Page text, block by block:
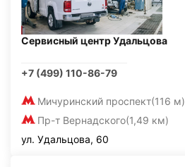
Сервисный центр Удальцова
+7 (499) 110-86-79
Мичуринский проспект(116 м)
Пр-т Вернадского(1,49 км)
ул. Удальцова, 60